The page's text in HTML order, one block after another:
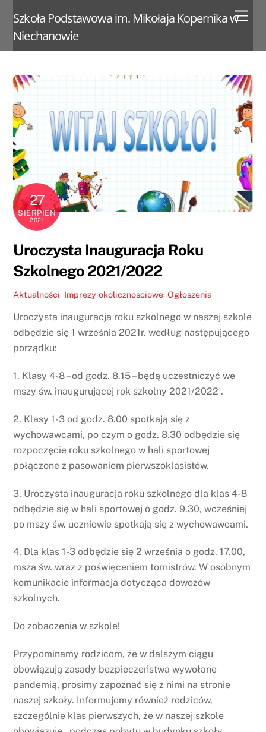
content
Szkoła Podstawowa im. Mikołaja Kopernika w
Niechanowie
27
SIERPIEŃ
2021
Uroczysta Inauguracja Roku
Szkolnego 2021/2022
Aktualności Imprezy okolicznosciowe ,Ogłoszenia
Uroczysta inauguracja roku szkolnego w naszej szkole
odbędzie się 1 września 2021r. według następującego
porządku:
1. Klasy 4-8 – od godz. 8.15 – będą uczestniczyć we
mszy św. inaugurującej rok szkolny 2021/2022 .
2. Klasy 1-3 od godz. 8.00 spotkają się z
wychowawcami, po czym o godz. 8.30 odbędzie się
rozpoczęcie roku szkolnego w hali sportowej
połączone z pasowaniem pierwszoklasistów.
3. Uroczysta inauguracja roku szkolnego dla klas 4-8
odbędzie się w hali sportowej o godz. 9.30, wcześniej
po mszy św. uczniowie spotkają się z wychowawcami.
4. Dla klas 1-3 odbędzie się 2 września o godz. 17.00,
msza św. wraz z poświęceniem tornistrów. W osobnym
komunikacie informacja dotycząca dowozów
szkolnych.
Do zobaczenia w szkole!
Przypominamy rodzicom, że w dalszym ciągu
obowiązują zasady bezpieczeństwa wywołane
pandemią, prosimy zapoznać się z nimi na stronie
naszej szkoły. Informujemy również rodziców,
szczególnie klas pierwszych, że w naszej szkole